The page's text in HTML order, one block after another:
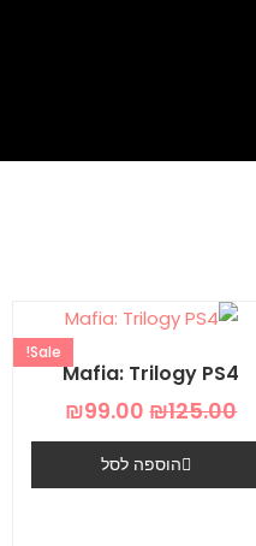
Mafia: Trilogy PS4
Sale!
₪125.00
המחיר
היה:
₪125.00.
₪99.00
המחיר
הנוכחי
הוא:
₪99.00.
הוספה לסל